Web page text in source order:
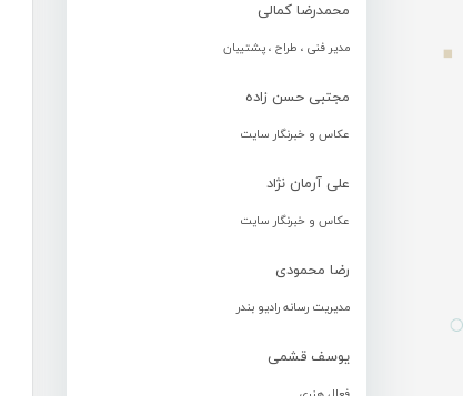
محمدرضا کمالی
مدیر فنی ، طراح ، پشتیبان
مجتبی حسن زاده
عکاس و خبرنگار سایت
علی آرمان نژاد
عکاس و خبرنگار سایت
رضا محمودی
مدیریت رسانه رادیو بندر
یوسف قشمی